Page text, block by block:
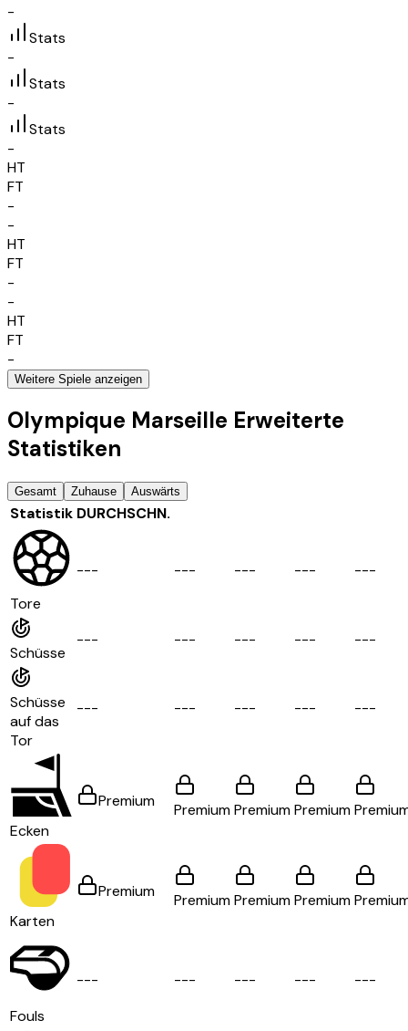
-
Stats
-
Stats
-
Stats
-
HT
FT
-
-
HT
FT
-
-
HT
FT
-
Weitere Spiele anzeigen
Olympique Marseille Erweiterte
Statistiken
Gesamt Zuhause Auswärts
Statistik DURCHSCHN.
Tore
--- --- --- --- ---
Schüsse
--- --- --- --- ---
Schüsse
auf das
Tor
--- --- --- --- ---
Ecken
Premium PremiumPremiumPremium
Karten
Premium PremiumPremiumPremium
Fouls
--- --- --- --- ---